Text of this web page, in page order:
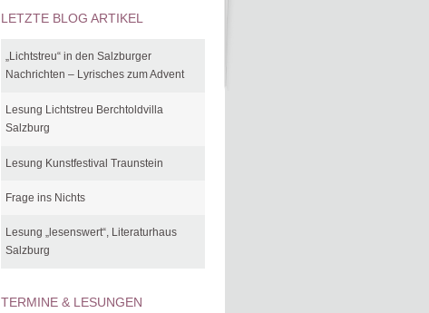
LETZTE BLOG ARTIKEL
„Lichtstreu“ in den Salzburger
Nachrichten – Lyrisches zum Advent
Lesung Lichtstreu Berchtoldvilla
Salzburg
Lesung Kunstfestival Traunstein
Frage ins Nichts
Lesung „lesenswert“, Literaturhaus
Salzburg
TERMINE & LESUNGEN